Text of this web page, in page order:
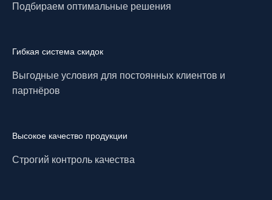
Подбираем оптимальные решения
Гибкая система скидок
Выгодные условия для постоянных клиентов и
партнёров
Высокое качество продукции
Строгий контроль качества